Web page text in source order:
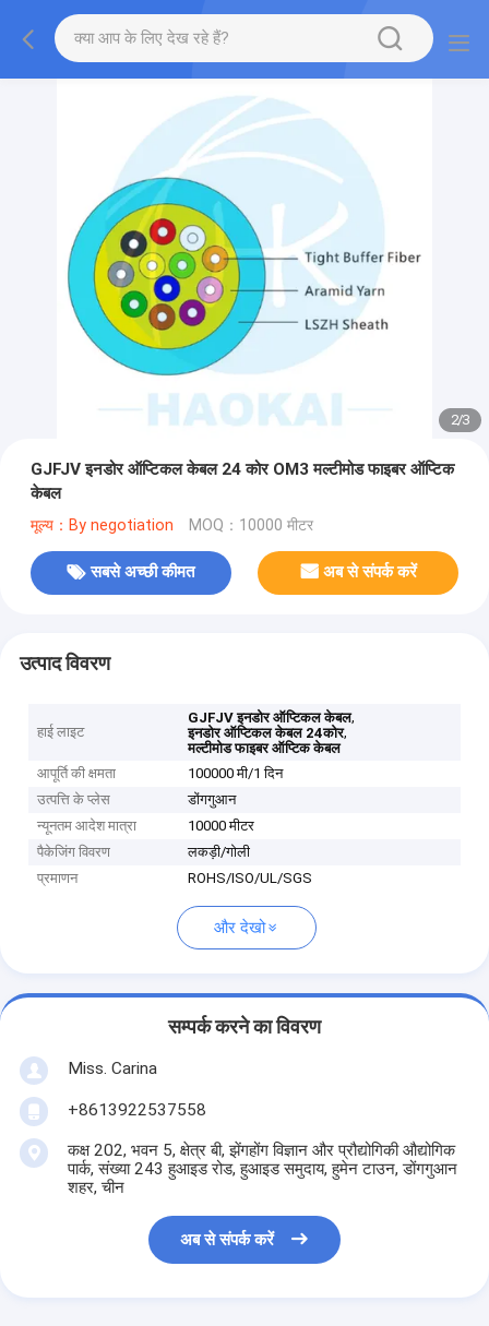
2/3
GJFJV इनडोर ऑप्टिकल केबल 24 कोर OM3 मल्टीमोड फाइबर ऑप्टिक
केबल
मूल्य：By negotiation MOQ：10000 मीटर
सबसे अच्छी कीमत अब से संपर्क करें
उत्पाद विवरण
हाई लाइट
GJFJV इनडोर ऑप्टिकल केबल,
इनडोर ऑप्टिकल केबल 24कोर,
मल्टीमोड फाइबर ऑप्टिक केबल
आपूर्ति की क्षमता
100000 मी/1 दिन
उत्पत्ति के प्लेस
डोंगगुआन
न्यूनतम आदेश मात्रा
10000 मीटर
पैकेजिंग विवरण
लकड़ी/गोली
प्रमाणन
ROHS/ISO/UL/SGS
और देखो
सम्पर्क करने का विवरण
Miss. Carina
+8613922537558
कक्ष 202, भवन 5, क्षेत्र बी, झेंगहोंग विज्ञान और प्रौद्योगिकी औद्योगिक
पार्क, संख्या 243 हुआइड रोड, हुआइड समुदाय, हुमेन टाउन, डोंगगुआन
शहर, चीन
अब से संपर्क करें